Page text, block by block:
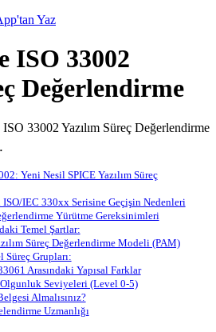
Yaz
ISO 33002
Değerlendirme
33002 Yazılım Süreç Değerlendirme
Yeni Nesil SPICE Yazılım Süreç
ISO/IEC 330xx Serisine Geçişin Nedenleri
Yürütme Gereksinimleri
Temel Şartlar:
Süreç Değerlendirme Modeli (PAM)
Süreç Grupları:
Arasındaki Yapısal Farklar
Seviyeleri (Level 0-5)
Almalısınız?
Uzmanlığı